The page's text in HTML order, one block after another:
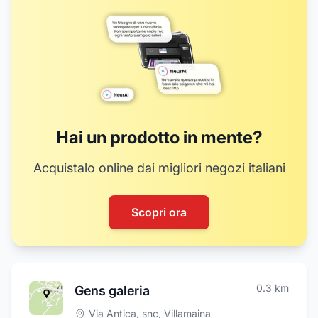
Hai un prodotto in mente?
Acquistalo online dai migliori negozi italiani
Scopri ora
Gens galeria 0.3 km
Via Antica, snc, Villamaina